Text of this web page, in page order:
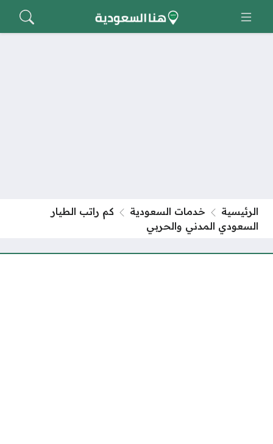
الرئيسية خدمات السعودية
كم راتب الطيار
السعودي المدني والحربي